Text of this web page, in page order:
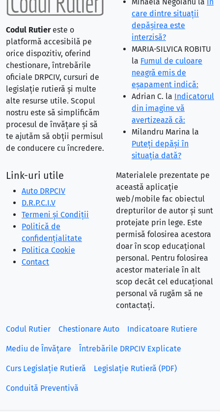
Codul Rutiereste o
platformă accesibilă pe
orice dispozitiv, oferind
chestionare, întrebările
oficiale DRPCIV, cursuri de
legislație rutieră și multe
alte resurse utile. Scopul
nostru este să simplificăm
procesul de învățare și să
te ajutăm să obții permisul
de conducere cu încredere.
care dintre situaţii
depăşirea este
interzisă?
MARIA-SILVICA ROBITU
la Fumul de culoare
neagră emis de
eşapament indică:
Adrian C. la Indicatorul
din imagine vă
avertizează că:
Milandru Marina la
Puteţi depăşi în
situaţia dată?
Link-uri utile
Auto DRPCIV
D.R.P.C.I.V
Termeni și Condiții
Politică de
confidențialitate
Politica Cookie
Contact
Materialele prezentate pe
această aplicație
web/mobile fac obiectul
drepturilor de autor și sunt
protejate prin lege. Este
permisă folosirea acestora
doar în scop educațional
personal. Pentru folosirea
acestor materiale în alt
scop decât cel educațional
personal vă rugăm să ne
contactați.
Codul Rutier Chestionare Auto Indicatoare Rutiere
Mediu de Învățare Întrebările DRPCIV Explicate
Curs Legislație Rutieră Legislație Rutieră (PDF)
Conduită Preventivă